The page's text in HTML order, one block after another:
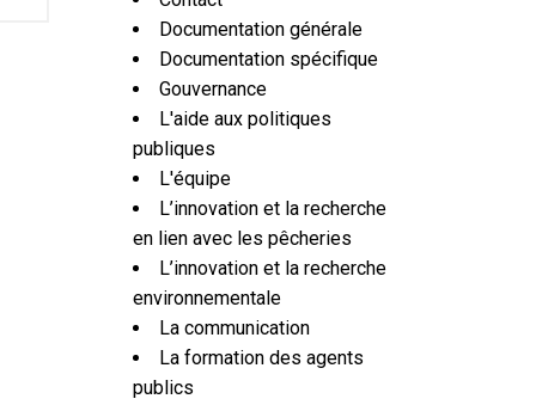
Documentation générale
Documentation spécifique
Gouvernance
L'aide aux politiques
publiques
L'équipe
L’innovation et la recherche
en lien avec les pêcheries
L’innovation et la recherche
environnementale
La communication
La formation des agents
publics